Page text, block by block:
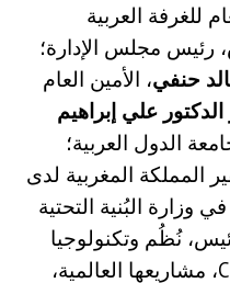
للغرفة العربية
، رئيس مجلس الإدارة؛
حنفي، الأمين العام
علي إبراهيم
الدول العربية؛
المملكة المغربية لدى
في وزارة البُنية التحتية
نُظُم وتكنولوجيا
المعلومات، عرضاً خاصاً عن تاريخ شركة اتحاد المقاولين CCC، مشاريعها العالمية،